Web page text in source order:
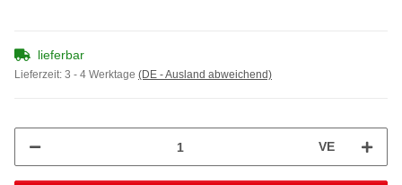
lieferbar
Lieferzeit: 3 - 4 Werktage (DE - Ausland abweichend)
VE